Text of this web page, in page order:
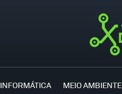
INFORMÁTICA MEIO AMBIENTE